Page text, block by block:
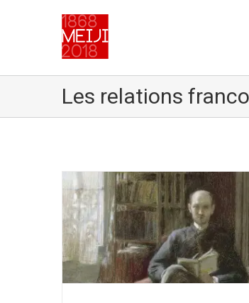
Les relations
Le Japonisme – Estampes et
MONET
Relations franco-